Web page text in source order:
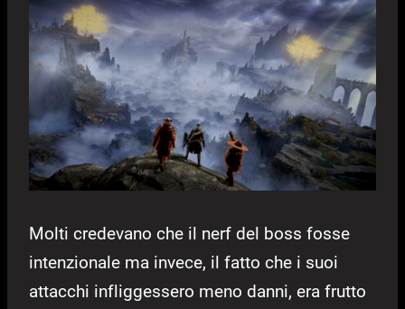
Molti credevano che il nerf del boss fosse
intenzionale ma invece, il fatto che i suoi
attacchi infliggessero meno danni, era frutto